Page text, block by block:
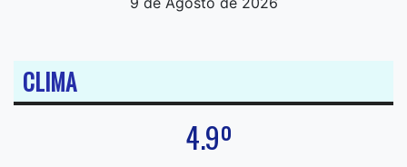
CLIMA
4.9º